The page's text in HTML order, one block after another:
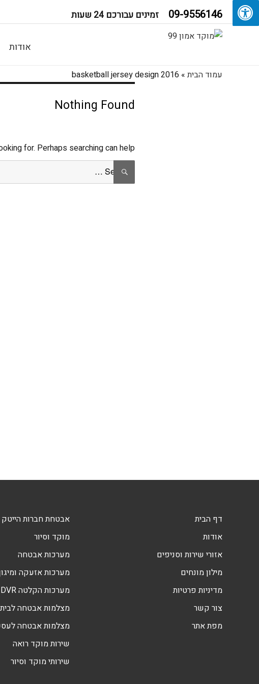
09-9556146 זמינים עבורכם 24 שעות
אודות
עמוד הבית»
basketball jersey design 2016
Nothing Found
for. Perhaps searching can help.
Search
for:
SEARCH
דף הבית
אודות
אזורי שירות וסניפים
מילון מונחים
מדיניות פרטיות
צור קשר
מפת אתר
אבטחת חברות הייטק
מוקד וסיור
מערכות אבטחה
מערכות אזעקה
מערכות הקלטה NVR – DVR
מצלמות אבטחה לבית
מצלמות אבטחה
שירות מוקד רואה
שירותי מוקד וסיור